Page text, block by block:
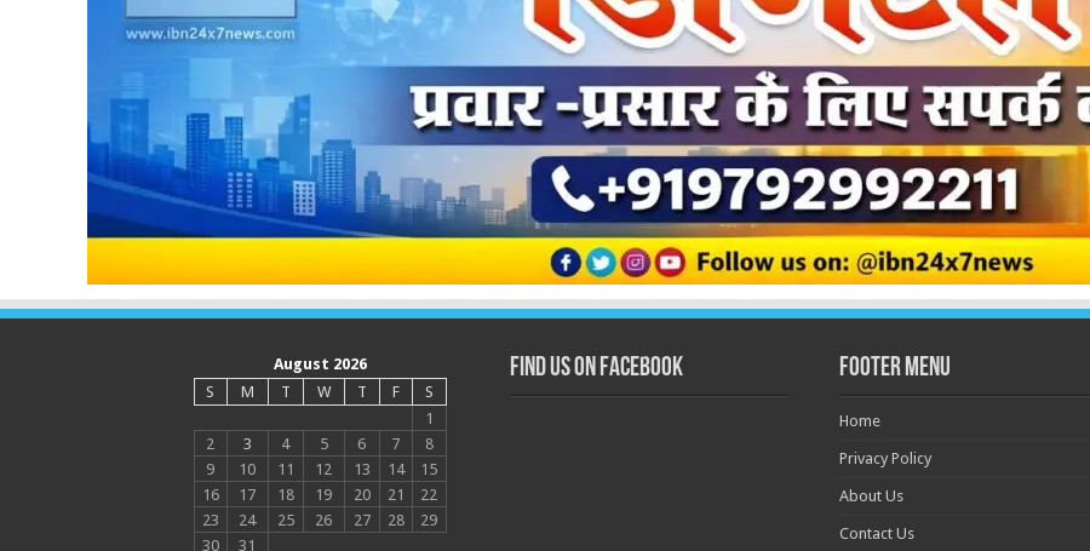
August 2026
S
M T W T F
S
1
2
3 4 5 6 7
8
9
10 11 12 13 14
15
16
17 18 19 20 21
22
23
24 25 26 27 28
29
30
31
Find us on Facebook Footer Menu
Home
Privacy Policy
About Us
Contact Us